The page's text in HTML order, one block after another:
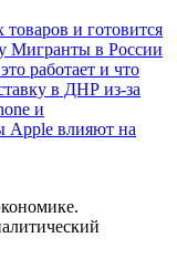
и готовится
Мигранты в России
работает и что
в ДНР из-за
и
Apple влияют на